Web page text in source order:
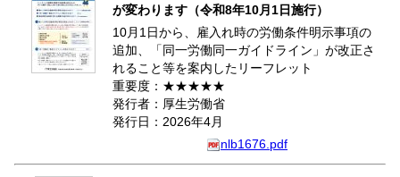
が変わります（令和8年10月1日施行）
10月1日から、雇入れ時の労働条件明示事項の
追加、「同一労働同一ガイドライン」が改正さ
れること等を案内したリーフレット
重要度：★★★★★
発行者：厚生労働省
発行日：2026年4月
nlb1676.pdf